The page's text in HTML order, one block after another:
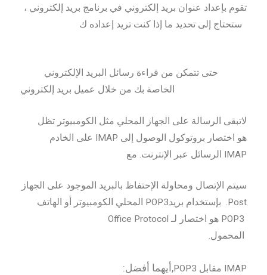
تقوم بإعداد عنوان بريد إلكتروني في برنامج بريد إلكتروني ،
لاتبقى الرسالة على الجهاز المحلي مثل الكومبيوتر تظل
على الخادم IMAP هو اختصار بروتوكول الوصول إلى
الرسائل عبر الإنترنت. مع IMAP
سيتم الإتصال ومحاولة الإحتفاظ بالبريد الموجود على الجهاز
المحلي الكومبيوتر أو الهاتف POP3بإستخدام بريد .Post
Office Protocol هو اختصار لـ POP3
:أيهما أفضل, POP3 مقابل IMAP